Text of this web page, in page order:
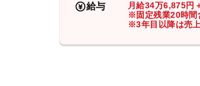
給与
月給34万6,875円
※固定残業20時間
※3年目以降は売